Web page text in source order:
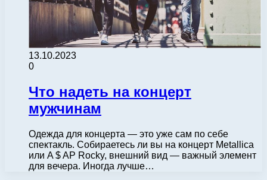
13.10.2023
0
Что надеть на концерт
мужчинам
Одежда для концерта — это уже сам по себе
спектакль. Собираетесь ли вы на концерт Metallica
или A $ AP Rocky, внешний вид — важный элемент
для вечера. Иногда лучше…